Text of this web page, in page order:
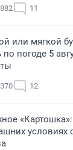
11
или мягкой
по погоде 5
12
условиях